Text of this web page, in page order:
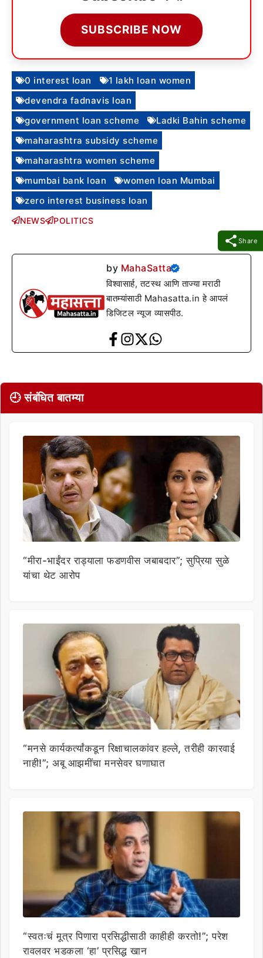
Share
SUBSCRIBE NOW
0 interest loan
1 lakh loan women
devendra fadnavis loan
government loan scheme
Ladki Bahin scheme
maharashtra subsidy scheme
maharashtra women scheme
mumbai bank loan
women loan Mumbai
zero interest business loan
NEWS POLITICS
by MahaSatta
विश्वासार्ह, तटस्थ आणि ताज्या मराठी
बातम्यांसाठी Mahasatta.in हे आपलं
डिजिटल न्यूज व्यासपीठ.
🕘 संबंधित बातम्या
“मीरा-भाईंदर राड्याला फडणवीस जबाबदार”; सुप्रिया सुळे
यांचा थेट आरोप
“मनसे कार्यकर्त्यांकडून रिक्षाचालकांवर हल्ले, तरीही कारवाई
नाही!”; अबू आझमींचा मनसेवर घणाघात
“स्वतःचं मूत्र पिणारा प्रसिद्धीसाठी काहीही करतो!”; परेश
रावलवर भडकला ‘हा’ प्रसिद्ध खान